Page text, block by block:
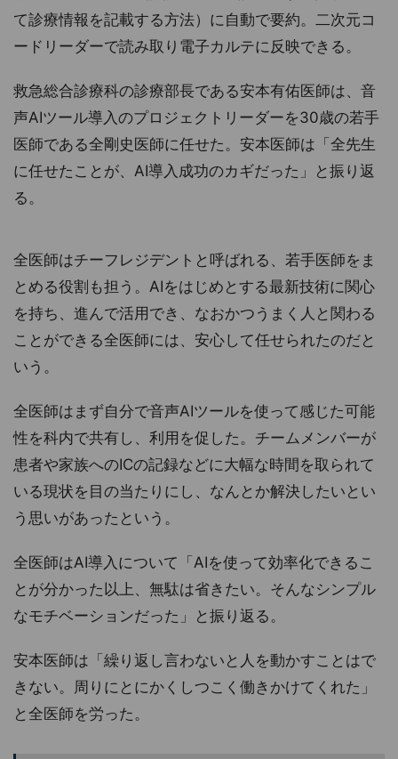
て診療情報を記載する方法）に自動で要約。二次元コ
ードリーダーで読み取り電子カルテに反映できる。
救急総合診療科の診療部長である安本有佑医師は、音
声AIツール導入のプロジェクトリーダーを30歳の若手
医師である全剛史医師に任せた。安本医師は「全先生
に任せたことが、AI導入成功のカギだった」と振り返
る。
全医師はチーフレジデントと呼ばれる、若手医師をま
とめる役割も担う。AIをはじめとする最新技術に関心
を持ち、進んで活用でき、なおかつうまく人と関わる
ことができる全医師には、安心して任せられたのだと
いう。
全医師はまず自分で音声AIツールを使って感じた可能
性を科内で共有し、利用を促した。チームメンバーが
患者や家族へのICの記録などに大幅な時間を取られて
いる現状を目の当たりにし、なんとか解決したいとい
う思いがあったという。
全医師はAI導入について「AIを使って効率化できるこ
とが分かった以上、無駄は省きたい。そんなシンプル
なモチベーションだった」と振り返る。
安本医師は「繰り返し言わないと人を動かすことはで
きない。周りにとにかくしつこく働きかけてくれた」
と全医師を労った。